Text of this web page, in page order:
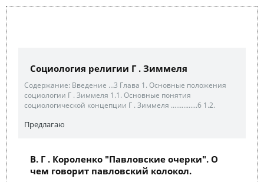
Социология религии Г . Зиммеля
Содержание: Введение …3 Глава 1. Основные положения
социологии Г . Зиммеля 1.1. Основные понятия
социологической концепции Г . Зиммеля …………...6 1.2.
Предлагаю
В. Г . Короленко "Павловские очерки". О
чем говорит павловский колокол.